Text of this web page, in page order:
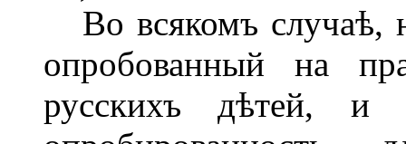
Во всякомъ случаѣ,
опробованный на
русскихъ дѣтей, и